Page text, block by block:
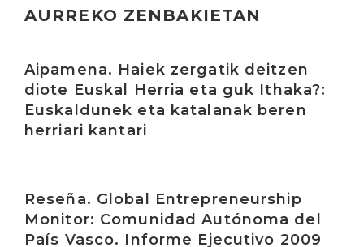
AURREKO ZENBAKIETAN
Aipamena. Haiek zergatik deitzen
diote Euskal Herria eta guk Ithaka?:
Euskaldunek eta katalanak beren
herriari kantari
Reseña. Global Entrepreneurship
Monitor: Comunidad Autónoma del
País Vasco. Informe Ejecutivo 2009